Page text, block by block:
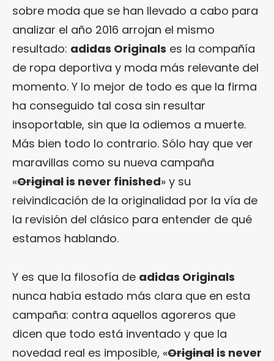
sobre moda que se han llevado a cabo para
analizar el año 2016 arrojan el mismo
resultado: adidas Originals es la compañía
de ropa deportiva y moda más relevante del
momento. Y lo mejor de todo es que la firma
ha conseguido tal cosa sin resultar
insoportable, sin que la odiemos a muerte.
Más bien todo lo contrario. Sólo hay que ver
maravillas como su nueva campaña
«Original is never finished» y su
reivindicación de la originalidad por la vía de
la revisión del clásico para entender de qué
estamos hablando.
Y es que la filosofía de adidas Originals
nunca había estado más clara que en esta
campaña: contra aquellos agoreros que
dicen que todo está inventado y que la
novedad real es imposible, «Original is never